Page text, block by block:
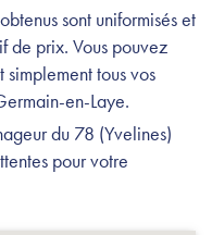
sont uniformisés et
de prix. Vous pouvez
tous vos
en-Laye.
du 78 (Yvelines)
pour votre